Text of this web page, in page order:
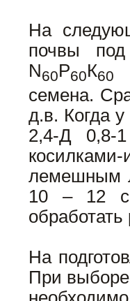
На
почвы
N60Р60К60
семена.
д.в. Когда
2,4-Д 0,8-
лемешным
10 – 12
На
При